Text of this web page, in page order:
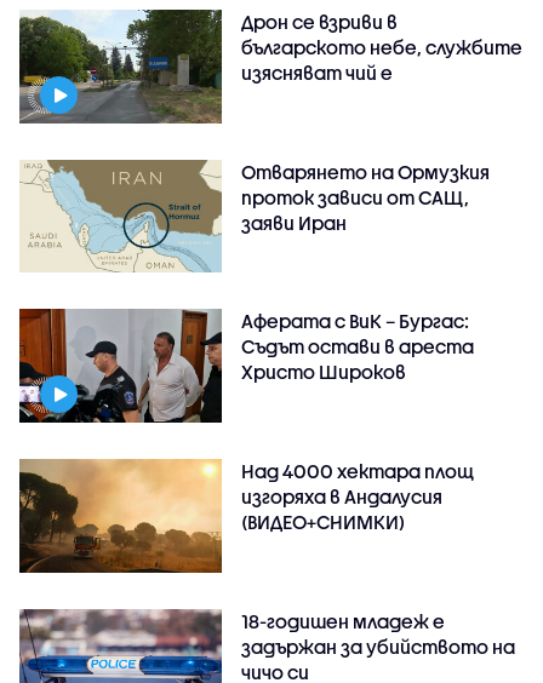
Дрон се взриви в
българското небе, службите
изясняват чий е
Отварянето на Ормузкия
проток зависи от САЩ,
заяви Иран
Аферата с ВиК – Бургас:
Съдът остави в ареста
Христо Широков
Над 4000 хектара площ
изгоряха в Андалусия
(ВИДЕО+СНИМКИ)
18-годишен младеж е
задържан за убийството на
чичо си